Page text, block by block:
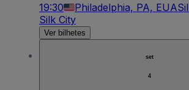
19:30 Philadelphia, PA, EUA
Silk City
Ver bilhetes
set
4